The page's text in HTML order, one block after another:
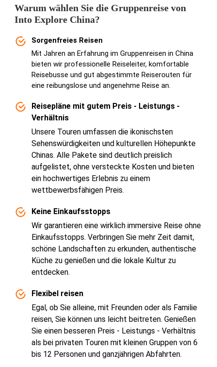
Warum wählen Sie die Gruppenreise von
Into Explore China?
Sorgenfreies Reisen
Mit Jahren an Erfahrung im Gruppenreisen in China
bieten wir professionelle Reiseleiter, komfortable
Reisebusse und gut abgestimmte Reiserouten für
eine reibungslose und angenehme Reise an.
Reisepläne mit gutem Preis - Leistungs -
Verhältnis
Unsere Touren umfassen die ikonischsten
Sehenswürdigkeiten und kulturellen Höhepunkte
Chinas. Alle Pakete sind deutlich preislich
aufgelistet, ohne versteckte Kosten und bieten
ein hochwertiges Erlebnis zu einem
wettbewerbsfähigen Preis.
Keine Einkaufsstopps
Wir garantieren eine wirklich immersive Reise ohne
Einkaufsstopps. Verbringen Sie mehr Zeit damit,
schöne Landschaften zu erkunden, authentische
Küche zu genießen und die lokale Kultur zu
entdecken.
Flexibel reisen
Egal, ob Sie alleine, mit Freunden oder als Familie
reisen, Sie können uns leicht beitreten. Genießen
Sie einen besseren Preis - Leistungs - Verhältnis
als bei privaten Touren mit kleinen Gruppen von 6
bis 12 Personen und ganzjährigen Abfahrten.